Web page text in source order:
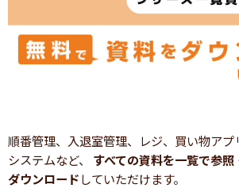
順番管理、入退室管理、レジ、買い物アプ
システムなど、 すべての資料を一覧で参
ダウンロードしていただけます。